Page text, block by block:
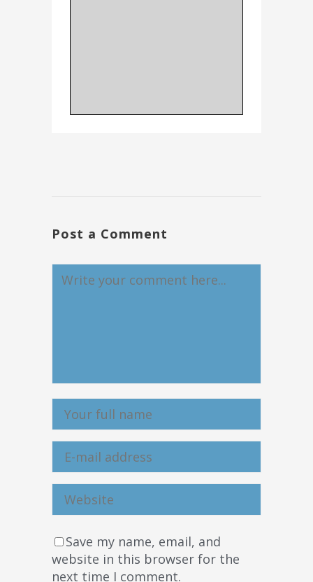
Post a Comment
Save my name, email, and
website in this browser for the
next time I comment.